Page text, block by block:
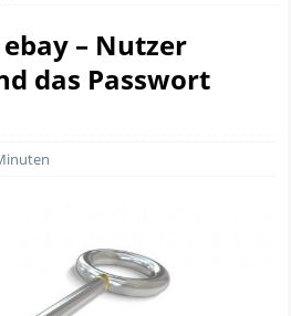
– Nutzer
das Passwort